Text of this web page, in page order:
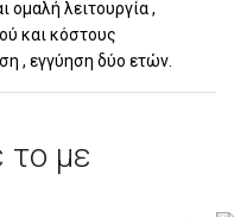
ομαλή λειτουργία ,
και κόστους
, εγγύηση δύο ετών.
το με